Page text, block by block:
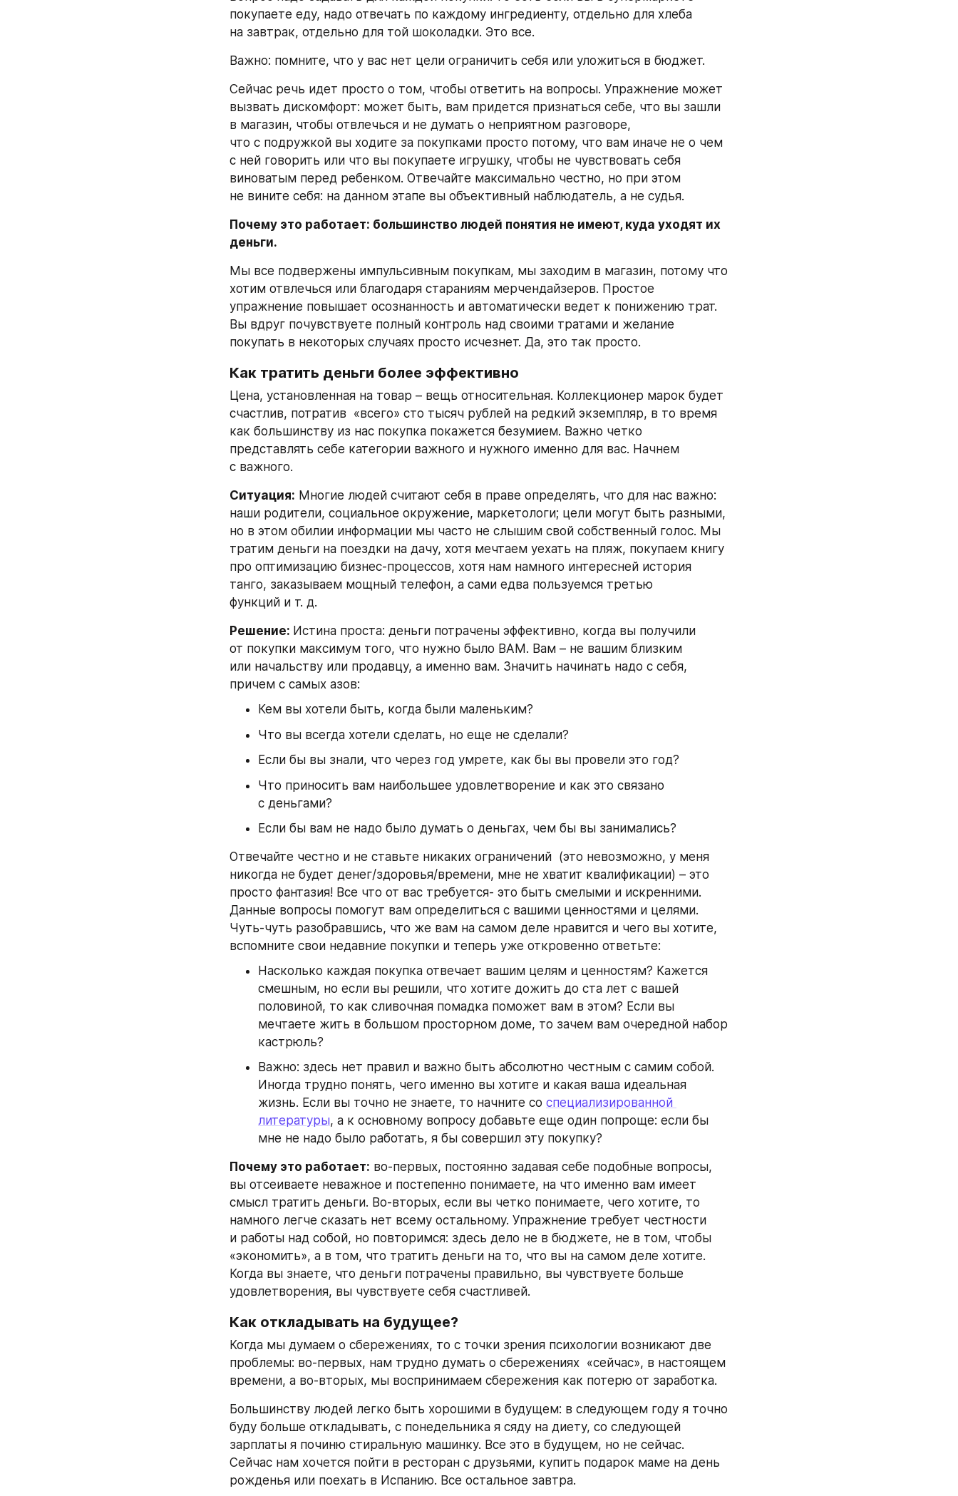
покупаете еду, надо отвечать по каждому ингредиенту, отдельно для хлеба
на завтрак, отдельно для той шоколадки. Это все.
Важно: помните, что у вас нет цели ограничить себя или уложиться в бюджет.
Сейчас речь идет просто о том, чтобы ответить на вопросы. Упражнение может
вызвать дискомфорт: может быть, вам придется признаться себе, что вы зашли
в магазин, чтобы отвлечься и не думать о неприятном разговоре,
что с подружкой вы ходите за покупками просто потому, что вам иначе не о чем
с ней говорить или что вы покупаете игрушку, чтобы не чувствовать себя
виноватым перед ребенком. Отвечайте максимально честно, но при этом
не вините себя: на данном этапе вы объективный наблюдатель, а не судья.
Почему это работает: большинство людей понятия не имеют, куда уходят их
деньги.
Мы все подвержены импульсивным покупкам, мы заходим в магазин, потому что
хотим отвлечься или благодаря стараниям мерчендайзеров. Простое
упражнение повышает осознанность и автоматически ведет к понижению трат.
Вы вдруг почувствуете полный контроль над своими тратами и желание
покупать в некоторых случаях просто исчезнет. Да, это так просто.
Как тратить деньги более эффективно
Цена, установленная на товар – вещь относительная. Коллекционер марок будет
счастлив, потратив  «всего» сто тысяч рублей на редкий экземпляр, в то время
как большинству из нас покупка покажется безумием. Важно четко
представлять себе категории важного и нужного именно для вас. Начнем
с важного.
Ситуация: Многие людей считают себя в праве определять, что для нас важно:
наши родители, социальное окружение, маркетологи; цели могут быть разными,
но в этом обилии информации мы часто не слышим свой собственный голос. Мы
тратим деньги на поездки на дачу, хотя мечтаем уехать на пляж, покупаем книгу
про оптимизацию бизнес-процессов, хотя нам намного интересней история
танго, заказываем мощный телефон, а сами едва пользуемся третью
функций и т. д.
Решение: Истина проста: деньги потрачены эффективно, когда вы получили
от покупки максимум того, что нужно было ВАМ. Вам – не вашим близким
или начальству или продавцу, а именно вам. Значить начинать надо с себя,
причем с самых азов:
Кем вы хотели быть, когда были маленьким?
Что вы всегда хотели сделать, но еще не сделали?
Если бы вы знали, что через год умрете, как бы вы провели это год?
Что приносить вам наибольшее удовлетворение и как это связано
с деньгами?
Если бы вам не надо было думать о деньгах, чем бы вы занимались?
Отвечайте честно и не ставьте никаких ограничений  (это невозможно, у меня
никогда не будет денег/здоровья/времени, мне не хватит квалификации) – это
просто фантазия! Все что от вас требуется- это быть смелыми и искренними.
Данные вопросы помогут вам определиться с вашими ценностями и целями.
Чуть-чуть разобравшись, что же вам на самом деле нравится и чего вы хотите,
вспомните свои недавние покупки и теперь уже откровенно ответьте:
Насколько каждая покупка отвечает вашим целям и ценностям? Кажется
смешным, но если вы решили, что хотите дожить до ста лет с вашей
половиной, то как сливочная помадка поможет вам в этом? Если вы
мечтаете жить в большом просторном доме, то зачем вам очередной набор
кастрюль?
Важно: здесь нет правил и важно быть абсолютно честным с самим собой.
Иногда трудно понять, чего именно вы хотите и какая ваша идеальная
жизнь. Если вы точно не знаете, то начните со ​специализированной
литературы, а к основному вопросу добавьте еще один попроще: если бы
мне не надо было работать, я бы совершил эту покупку?
Почему это работает: во-первых, постоянно задавая себе подобные вопросы,
вы отсеиваете неважное и постепенно понимаете, на что именно вам имеет
смысл тратить деньги. Во-вторых, если вы четко понимаете, чего хотите, то
намного легче сказать нет всему остальному. Упражнение требует честности
и работы над собой, но повторимся: здесь дело не в бюджете, не в том, чтобы
«экономить», а в том, что тратить деньги на то, что вы на самом деле хотите.
Когда вы знаете, что деньги потрачены правильно, вы чувствуете больше
удовлетворения, вы чувствуете себя счастливей.
Как откладывать на будущее?
Когда мы думаем о сбережениях, то с точки зрения психологии возникают две
проблемы: во-первых, нам трудно думать о сбережениях  «сейчас», в настоящем
времени, а во-вторых, мы воспринимаем сбережения как потерю от заработка.
Большинству людей легко быть хорошими в будущем: в следующем году я точно
буду больше откладывать, с понедельника я сяду на диету, со следующей
зарплаты я починю стиральную машинку. Все это в будущем, но не сейчас.
Сейчас нам хочется пойти в ресторан с друзьями, купить подарок маме на день
рожденья или поехать в Испанию. Все остальное завтра.